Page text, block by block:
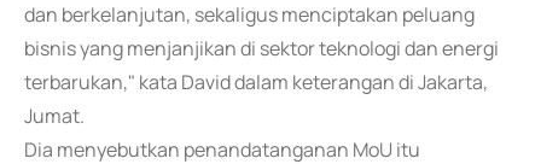
dan berkelanjutan, sekaligus menciptakan peluang
bisnis yang menjanjikan di sektor teknologi dan energi
terbarukan," kata David dalam keterangan di Jakarta,
Jumat.
Dia menyebutkan penandatanganan MoU itu